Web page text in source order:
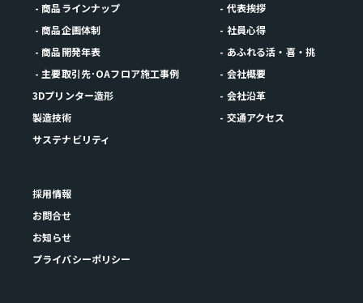
- 商品ラインナップ
- 商品企画体制
- 商品開発年表
- 主要取引先･OAフロア施工事例
3Dプリンター造形
製造技術
サステナビリティ
- 代表挨拶
- 社員心得
- あふれる活・喜・挑
- 会社概要
- 会社沿革
- 交通アクセス
採用情報
お問合せ
お知らせ
プライバシーポリシー